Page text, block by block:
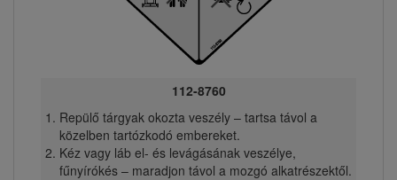
112-8760
Repülő tárgyak okozta veszély – tartsa távol a
közelben tartózkodó embereket.
Kéz vagy láb el- és levágásának veszélye,
fűnyírókés – maradjon távol a mozgó alkatrészektől.